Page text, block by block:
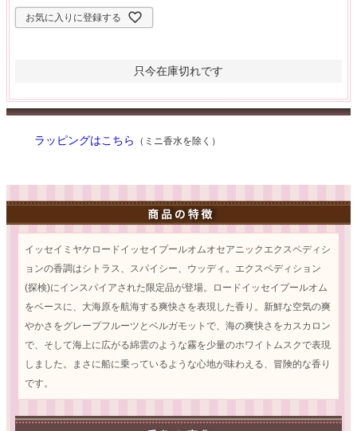
お気に入りに登録する
只今在庫切れです
ラッピングはこちら （ミニ香水を除く）
イッセイミヤケロードイッセイプールオムオセアニックエクスペディシ
ョンの香調はシトラス、スパイシー、ウッディ。エクスペディション
(探検)にインスパイアされた限定品が登場。ロードイッセイプールオム
をベースに、大海原を航海する爽快さを表現した香り。新鮮な空気の爽
やかさをグレープフルーツとベルガモットで、海の爽快さをカスカロン
で、そして海上に広がる綿雲のような霧を少量のホワイトムスクで表現
しました。まさに船に乗っているような心地が味わえる、冒険的な香り
です。